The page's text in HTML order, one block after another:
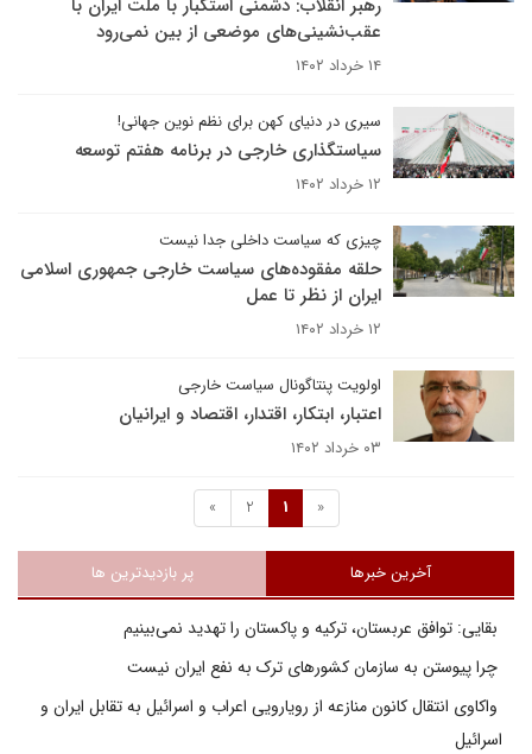
رهبر انقلاب: دشمنی استکبار با ملّت ایران با
عقب‌نشینی‌های موضعی از بین نمی‌رود
۱۴ خرداد ۱۴۰۲
سیری در دنیای کهن برای نظم نوین جهانی!
سیاستگذاری خارجی در برنامه هفتم توسعه
۱۲ خرداد ۱۴۰۲
چیزی که سیاست داخلی جدا نیست
حلقه مفقوده‌های سیاست خارجی جمهوری اسلامی
ایران از نظر تا عمل
۱۲ خرداد ۱۴۰۲
اولویت پنتاگونال سیاست خارجی
اعتبار، ابتکار، اقتدار، اقتصاد و ایرانیان
۰۳ خرداد ۱۴۰۲
«
1
2
»
آخرین خبرها پر بازدیدترین ها
بقایی: توافق عربستان، ترکیه و پاکستان را تهدید نمی‌بینیم
چرا پیوستن به سازمان کشورهای ترک به نفع ایران نیست
واکاوی انتقال کانون منازعه از رویارویی اعراب و اسرائیل به تقابل ایران و
اسرائیل